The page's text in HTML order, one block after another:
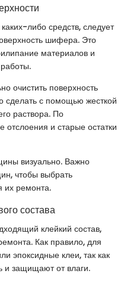
либо средств, следует
шифера. Это
материалов и
очистить поверхность
сделать с помощью жесткой
раствора. По
отслоения и старые остатки
визуально. Важно
чтобы выбрать
их ремонта.
состава
клейкий состав,
Как правило, для
эпоксидные клеи, так как
и защищают от влаги.